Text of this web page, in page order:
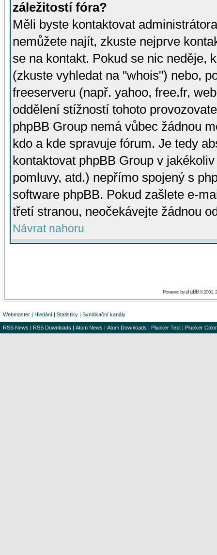
záležitostí fóra?
Měli byste kontaktovat
nemůžete najít, zkuste nejprve
se na kontakt. Pokud se nic neděje,
(zkuste vyhledat na "whois") nebo,
freeserveru (např. yahoo, free.fr,
oddělení stížností tohoto
phpBB Group nemá vůbec žádnou
kdo a kde spravuje fórum. Je tedy
kontaktovat phpBB Group v
pomluvy, atd.) nepřímo spojený s
software phpBB. Pokud zašlete e-
třetí stranou, neočekávejte žádnou
Návrat nahoru
Powered byphpBB© 2001,
Webmaster | Hledání | Statistiky | Syndikační kanály
RSS News | RSS Downloads | Atom News | Atom Downloads | Plucker Text | Plucker Color